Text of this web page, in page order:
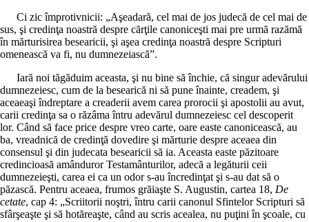
Ci zic împrotivnicii: „Aşeadară, cel mai de jos judecă de cel mai de
sus, şi credinţa noastră despre cărţile canoniceşti mai pre urmă razămă
în mărturisirea besearicii, şi aşea credinţa noastră despre Scripturi
omenească va fi, nu dumnezeiască”.
Iară noi tăgăduim aceasta, şi nu bine să închie, că singur adevărului
dumnezeiesc, cum de la besearică ni să pune înainte, creadem, şi
aceaeaşi îndreptare a creaderii avem carea prorocii şi apostolii au avut,
carii credinţa sa o răzâma întru adevărul dumnezeiesc cel descoperit
lor. Când să face price despre vreo carte, oare easte canonicească, au
ba, vreadnică de credinţă dovedire şi mărturie despre aceaea din
consensul şi din judecata besearicii să ia. Aceasta easte păzitoare
credincioasă amânduror Testamânturilor, adecă a legăturii ceii
dumnezeieşti, carea ei ca un odor s-au încredinţat şi s-au dat să o
păzască. Pentru aceaea, frumos grăiaşte S. Augustin, cartea 18, De
cetate, cap 4: „Scriitorii noştri, întru carii canonul Sfintelor Scripturi să
sfârşeaşte şi să hotăreaşte, când au scris acealea, nu puţini în şcoale, cu